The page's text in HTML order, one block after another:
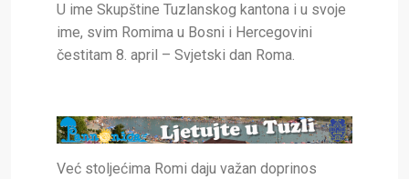
U ime Skupštine Tuzlanskog kantona i u svoje
ime, svim Romima u Bosni i Hercegovini
čestitam 8. april – Svjetski dan Roma.
Već stoljećima Romi daju važan doprinos